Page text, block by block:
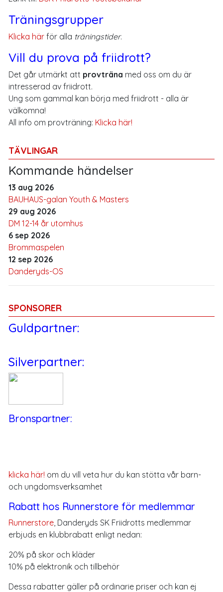
Träningsgrupper
Klicka här för alla träningstider.
Vill du prova på friidrott?
Det går utmärkt att provträna med oss om du är
intresserad av friidrott.
Ung som gammal kan börja med friidrott - alla är
välkomna!
All info om provträning: Klicka här!
TÄVLINGAR
Kommande händelser
13 aug 2026
BAUHAUS-galan Youth & Masters
29 aug 2026
DM 12-14 år utomhus
6 sep 2026
Brommaspelen
12 sep 2026
Danderyds-OS
SPONSORER
Guldpartner:
Silverpartner:
Bronspartner:
klicka här! om du vill veta hur du kan stötta vår barn-
och ungdomsverksamhet
Rabatt hos Runnerstore för medlemmar
Runnerstore , Danderyds SK Friidrotts medlemmar
erbjuds en klubbrabatt enligt nedan:
20% på skor och kläder
10% på elektronik och tillbehör
Dessa rabatter gäller på ordinarie priser och kan ej